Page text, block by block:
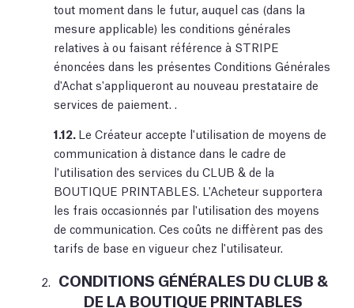
tout moment dans le futur, auquel cas (dans la
mesure applicable) les conditions générales
relatives à ou faisant référence à STRIPE
énoncées dans les présentes Conditions Générales
d'Achat s'appliqueront au nouveau prestataire de
services de paiement. .
1.12. Le Créateur accepte l'utilisation de moyens de
communication à distance dans le cadre de
l'utilisation des services du CLUB & de la
BOUTIQUE PRINTABLES. L'Acheteur supportera
les frais occasionnés par l'utilisation des moyens
de communication. Ces coûts ne diffèrent pas des
tarifs de base en vigueur chez l'utilisateur.
CONDITIONS GÉNÉRALES DU CLUB &
DE LA BOUTIQUE PRINTABLES